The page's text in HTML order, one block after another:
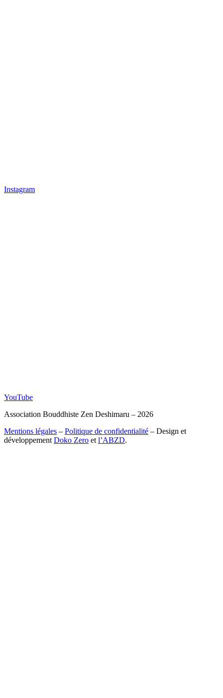
Instagram
YouTube
Association Bouddhiste Zen Deshimaru – 2026
Mentions légales – Politique de confidentialité – Design et
développement Doko Zero et l’ABZD.